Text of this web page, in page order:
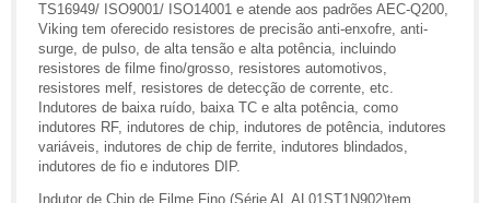
TS16949/ ISO9001/ ISO14001 e atende aos padrões AEC-Q200,
Viking tem oferecido resistores de precisão anti-enxofre, anti-
surge, de pulso, de alta tensão e alta potência, incluindo
resistores de filme fino/grosso, resistores automotivos,
resistores melf, resistores de detecção de corrente, etc.
Indutores de baixa ruído, baixa TC e alta potência, como
indutores RF, indutores de chip, indutores de potência, indutores
variáveis, indutores de chip de ferrite, indutores blindados,
indutores de fio e indutores DIP.
Indutor de Chip de Filme Fino (Série AL AL01ST1N902)tem